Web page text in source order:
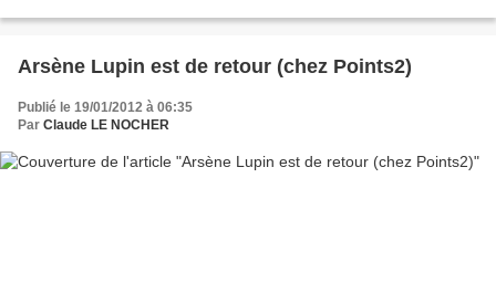
Arsène Lupin est de retour (chez Points2)
Publié le 19/01/2012 à 06:35
Par Claude LE NOCHER